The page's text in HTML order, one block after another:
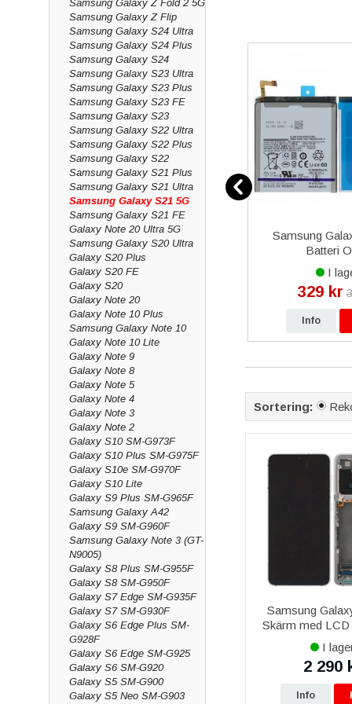
Samsung Galaxy Z Fold 2 5G
Samsung Galaxy Z Flip
Samsung Galaxy S24 Ultra
Samsung Galaxy S24 Plus
Samsung Galaxy S24
Samsung Galaxy S23 Ultra
Samsung Galaxy S23 Plus
Samsung Galaxy S23 FE
Samsung Galaxy S23
Samsung Galaxy S22 Ultra
Samsung Galaxy S22 Plus
Samsung Galaxy S22
Samsung Galaxy S21 Plus
Samsung Galaxy S21 Ultra
Samsung Galaxy S21 5G
Samsung Galaxy S21 FE
Galaxy Note 20 Ultra 5G
Samsung Galaxy S20 Ultra
Galaxy S20 Plus
Galaxy S20 FE
Galaxy S20
Galaxy Note 20
Galaxy Note 10 Plus
Samsung Galaxy Note 10
Galaxy Note 10 Lite
Galaxy Note 9
Galaxy Note 8
Galaxy Note 5
Galaxy Note 4
Galaxy Note 3
Galaxy Note 2
Galaxy S10 SM-G973F
Galaxy S10 Plus SM-G975F
Galaxy S10e SM-G970F
Galaxy S10 Lite
Galaxy S9 Plus SM-G965F
Samsung Galaxy A42
Galaxy S9 SM-G960F
Samsung Galaxy Note 3 (GT-
N9005)
Galaxy S8 Plus SM-G955F
Galaxy S8 SM-G950F
Galaxy S7 Edge SM-G935F
Galaxy S7 SM-G930F
Galaxy S6 Edge Plus SM-
G928F
Galaxy S6 Edge SM-G925
Galaxy S6 SM-G920
Galaxy S5 SM-G900
Galaxy S5 Neo SM-G903
AMOLED, äkta
Baksida, glas &
Galaxy Samsung
Batteri &
nytt batteri
kameraglas,
Varför köpa
Vi är grossist med
Vanliga frågor
Vilka skärmar
Vi lagerför original
Har ni batteri till
Ja, vi har batteri till
Alla delar är
Ingår garanti?
Ja, livstidsgaranti
Samsung Galaxy S21 5G
Högtalare
I lager
Info
Samsung
Batteri
I
329 kr
Info
Sortering:
Samsung
Skärm med
Kamera
I
2 290
Info